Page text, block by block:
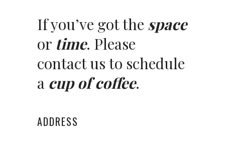
If you’ve got the space
or time. Please
contact us to schedule
a cup of coffee.
ADDRESS